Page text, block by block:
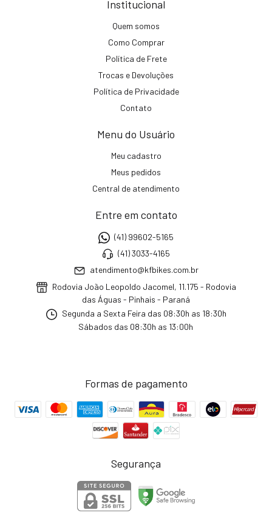
Institucional
Quem somos
Como Comprar
Política de Frete
Trocas e Devoluções
Política de Privacidade
Contato
Menu do Usuário
Meu cadastro
Meus pedidos
Central de atendimento
Entre em contato
(41) 99602-5165
(41) 3033-4165
atendimento@kfbikes.com.br
Rodovia João Leopoldo Jacomel, 11.175 - Rodovia
das Águas - Pinhais - Paraná
Segunda a Sexta Feira das 08:30h as 18:30h
Sábados das 08:30h as 13:00h
Formas de pagamento
Segurança